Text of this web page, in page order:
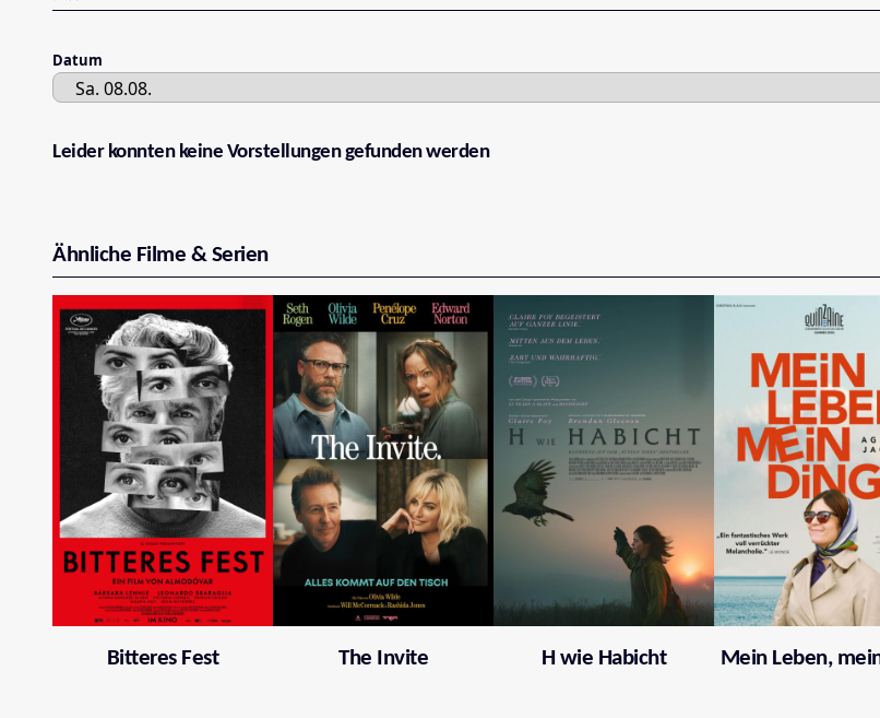
Datum
Leider konnten keine Vorstellungen gefunden werden
Ähnliche Filme & Serien
Bitteres Fest The Invite H wie Habicht Mein Leben,